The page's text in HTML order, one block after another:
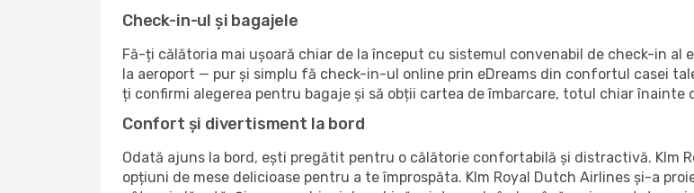
Check-in-ul și bagajele
Fă-ți călătoria mai ușoară chiar de la început cu sistemul convenabil de check-in al
la aeroport — pur și simplu fă check-in-ul online prin eDreams din confortul casei
ți confirmi alegerea pentru bagaje și să obții cartea de îmbarcare, totul chiar înainte
Confort și divertisment la bord
Odată ajuns la bord, ești pregătit pentru o călătorie confortabilă și distractivă. Klm
opțiuni de mese delicioase pentru a te împrospăta. Klm Royal Dutch Airlines și-a